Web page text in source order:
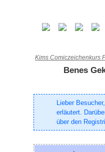
Kims Comiczeichenkurs
Benes
Lieber
erläutert.
über den